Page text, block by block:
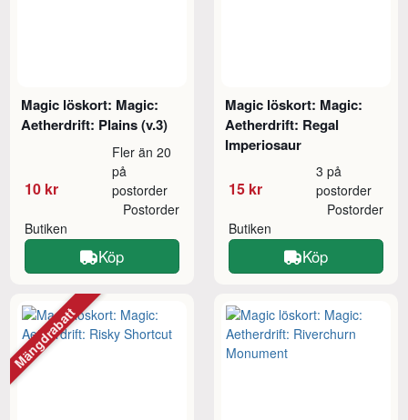
Magic löskort: Magic:
Aetherdrift: Plains (v.3)
10 kr
Fler än 20
på
postorder
Butiken
Postorder
Köp
Magic löskort: Magic:
Aetherdrift: Regal
Imperiosaur
15 kr
3 på
postorder
Butiken
Postorder
Köp
Mängdrabatt